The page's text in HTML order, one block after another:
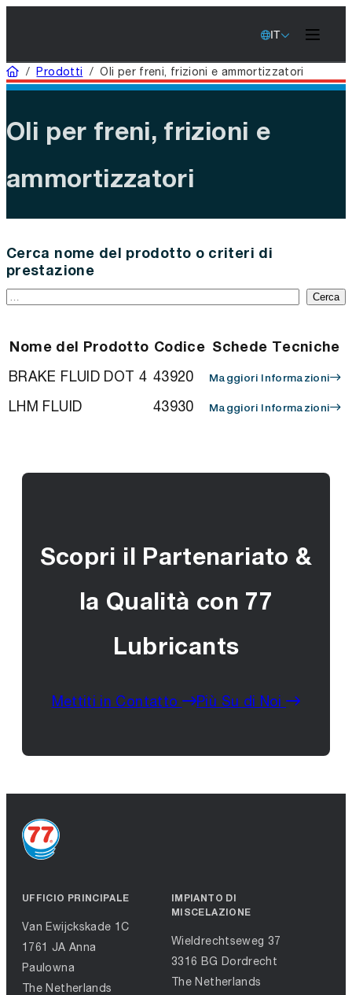
IT
Casa
/Prodotti /Oli per freni, frizioni e ammortizzatori
Oli per freni, frizioni e
ammortizzatori
Cerca nome del prodotto o criteri di
prestazione
Cerca
Nome del Prodotto Codice Schede Tecniche
BRAKE FLUID DOT 4 43920 Maggiori Informazioni
LHM FLUID 43930 Maggiori Informazioni
Scopri il Partenariato &
la Qualità con 77
Lubricants
Mettiti in Contatto Più Su di Noi
UFFICIO PRINCIPALE
Van Ewijckskade 1C
1761 JA Anna
Paulowna
The Netherlands
IMPIANTO DI
MISCELAZIONE
Wieldrechtseweg 37
3316 BG Dordrecht
The Netherlands